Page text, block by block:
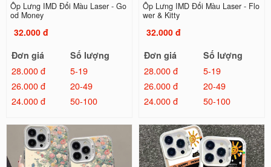
Ốp Lưng IMD Đổi Màu Laser - Go
od Money
32.000 đ
Đơn giá
Số lượng
28.000 đ
5-19
26.000 đ
20-49
24.000 đ
50-100
Ốp Lưng IMD Đổi Màu Laser - Flo
wer & Kitty
32.000 đ
Đơn giá
Số lượng
28.000 đ
5-19
26.000 đ
20-49
24.000 đ
50-100